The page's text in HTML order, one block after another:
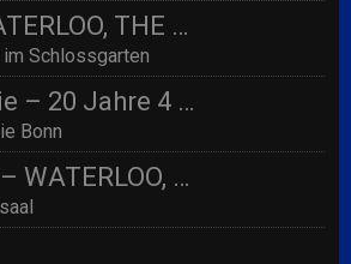
Arnstadt – WATERLOO, THE ABBA SHOW (by 4 Swedes – A Tribute To Abba) mit Streichquartett
Schlossgarten
Bonn Harmonie – 20 Jahre 4 SWEDES – A Tribute to Abba / Jubiläumskonzert!
Bonn
Langenhagen – WATERLOO, THE ABBA SHOW (by 4 Swedes – A Tribute To Abba) mit Streichquartett